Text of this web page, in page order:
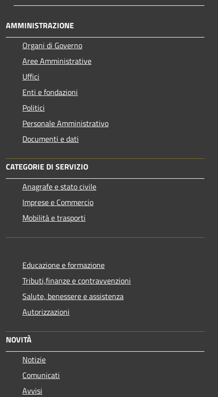
AMMINISTRAZIONE
Organi di Governo
Aree Amministrative
Uffici
Enti e fondazioni
Politici
Personale Amministrativo
Documenti e dati
CATEGORIE DI SERVIZIO
Anagrafe e stato civile
Imprese e Commercio
Mobilità e trasporti
Educazione e formazione
Tributi,finanze e contravvenzioni
Salute, benessere e assistenza
Autorizzazioni
NOVITÀ
Notizie
Comunicati
Avvisi